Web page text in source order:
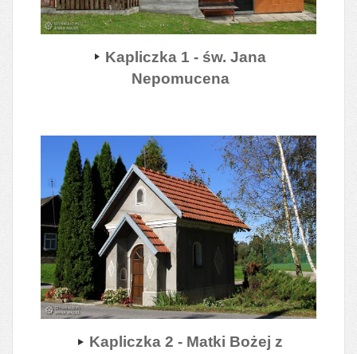
Kapliczka 1 - św. Jana
Nepomucena
Kapliczka 2 - Matki Bożej z